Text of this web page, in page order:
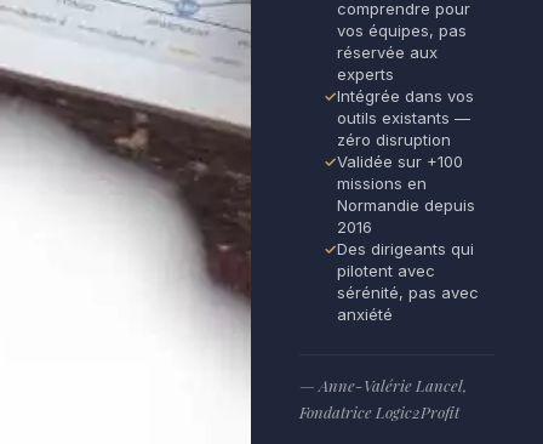
comprendre pour
vos équipes, pas
réservée aux
experts
Intégrée dans vos
outils existants —
zéro disruption
Validée sur +100
missions en
Normandie depuis
2016
Des dirigeants qui
pilotent avec
sérénité, pas avec
anxiété
— Anne-Valérie Lancel,
Fondatrice Logic2Profit